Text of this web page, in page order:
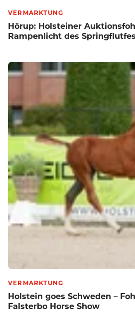
VERMARKTUNG
Hörup: Holsteiner
Rampenlicht des
VERMARKTUNG
Holstein goes Schweden –
Falsterbo Horse Show